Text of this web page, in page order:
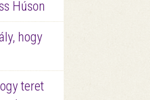
Húson
hogy
teret